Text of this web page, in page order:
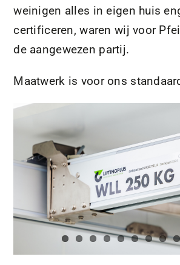
weinigen alles in eigen huis
certificeren, waren wij voor
de aangewezen partij.
Maatwerk is voor ons